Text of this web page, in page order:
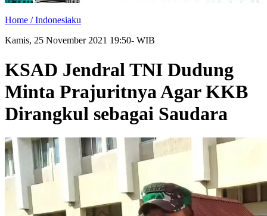
Home /Indonesiaku
Kamis, 25 November 2021 19:50- WIB
KSAD Jendral TNI Dudung
Minta Prajuritnya Agar KKB
Dirangkul sebagai Saudara